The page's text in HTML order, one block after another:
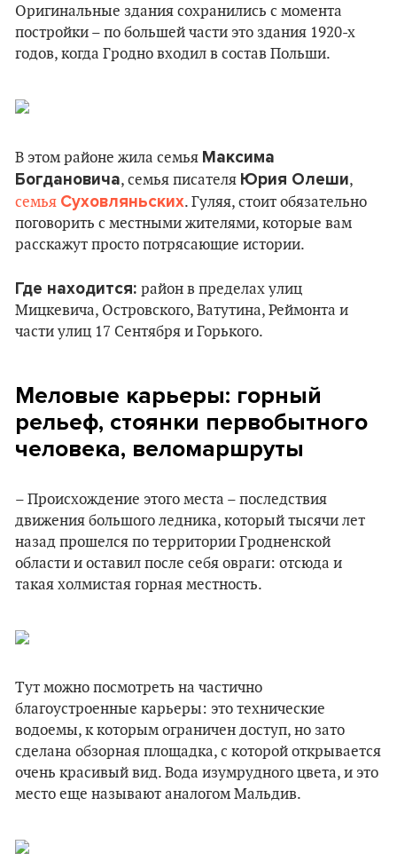
Оригинальные здания сохранились с момента
постройки – по большей части это здания 1920-х
годов, когда Гродно входил в состав Польши.
В этом районе жила семья Максима
Богдановича, семья писателя Юрия Олеши,
семья Суховляньских. Гуляя, стоит обязательно
поговорить с местными жителями, которые вам
расскажут просто потрясающие истории.
Где находится: район в пределах улиц
Мицкевича, Островского, Ватутина, Реймонта и
части улиц 17 Сентября и Горького.
Меловые карьеры: горный
рельеф, стоянки первобытного
человека, веломаршруты
– Происхождение этого места – последствия
движения большого ледника, который тысячи лет
назад прошелся по территории Гродненской
области и оставил после себя овраги: отсюда и
такая холмистая горная местность.
Тут можно посмотреть на частично
благоустроенные карьеры: это технические
водоемы, к которым ограничен доступ, но зато
сделана обзорная площадка, с которой открывается
очень красивый вид. Вода изумрудного цвета, и это
место еще называют аналогом Мальдив.